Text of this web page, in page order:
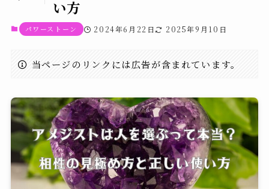
い方
パワーストーン 2024年6月22日 2025年9月10日
当ページのリンクには広告が含まれています。